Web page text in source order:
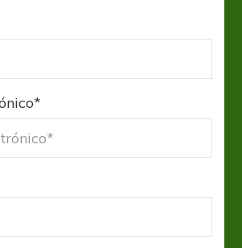
*